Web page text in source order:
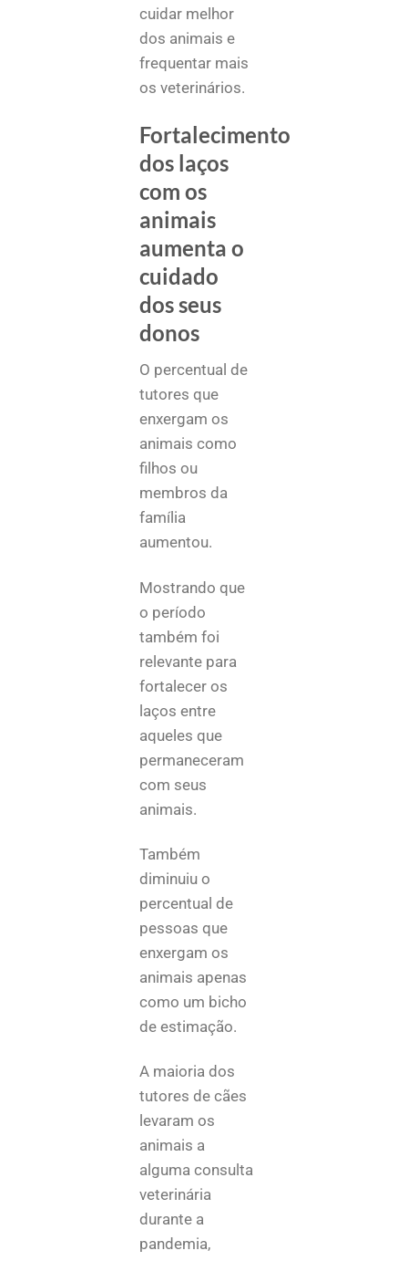
cuidar melhor
dos animais e
frequentar mais
os veterinários.
Fortalecimento
dos laços
com os
animais
aumenta o
cuidado
dos seus
donos
O percentual de
tutores que
enxergam os
animais como
filhos ou
membros da
família
aumentou.
Mostrando que
o período
também foi
relevante para
fortalecer os
laços entre
aqueles que
permaneceram
com seus
animais.
Também
diminuiu o
percentual de
pessoas que
enxergam os
animais apenas
como um bicho
de estimação.
A maioria dos
tutores de cães
levaram os
animais a
alguma consulta
veterinária
durante a
pandemia,